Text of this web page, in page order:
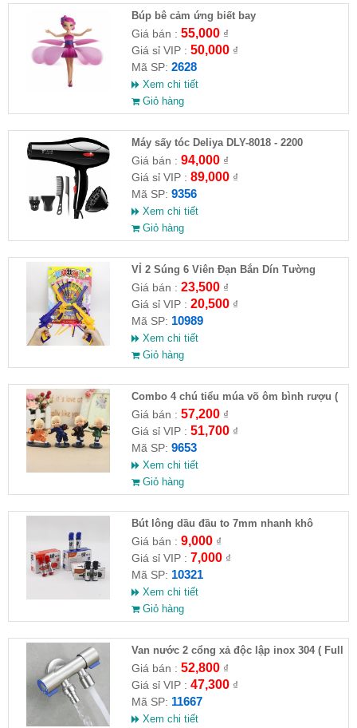
​Búp bê cảm ứng biết bay
Giá bán : 55,000₫
Giá sỉ VIP : 50,000₫
Mã SP: 2628
Xem chi tiết
Giỏ hàng
Máy sấy tóc Deliya DLY-8018 - 2200
Giá bán : 94,000₫
Giá sỉ VIP : 89,000₫
Mã SP: 9356
Xem chi tiết
Giỏ hàng
VỈ 2 Súng 6 Viên Đạn Bắn Dín Tường
Giá bán : 23,500₫
Giá sỉ VIP : 20,500₫
Mã SP: 10989
Xem chi tiết
Giỏ hàng
Combo 4 chú tiểu múa võ ôm bình rượu (
HĐ )
Giá bán : 57,200₫
Giá sỉ VIP : 51,700₫
Mã SP: 9653
Xem chi tiết
Giỏ hàng
Bút lông dầu đầu to 7mm nhanh khô
Giá bán : 9,000₫
Giá sỉ VIP : 7,000₫
Mã SP: 10321
Xem chi tiết
Giỏ hàng
Van nước 2 cổng xả độc lập inox 304 ( Full
VAT )
Giá bán : 52,800₫
Giá sỉ VIP : 47,300₫
Mã SP: 11667
Xem chi tiết